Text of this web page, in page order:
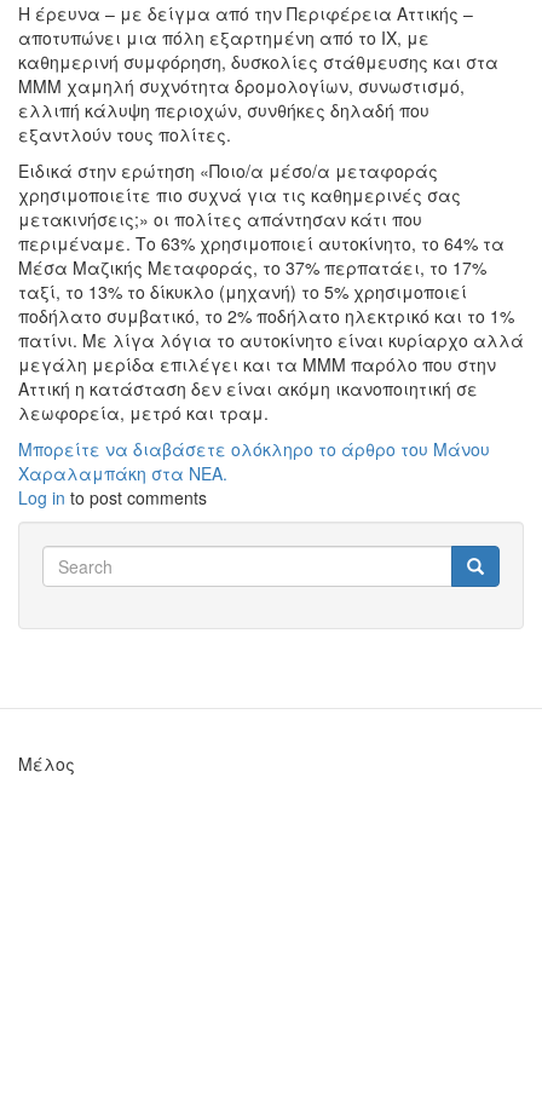
Η έρευνα – με δείγμα από την Περιφέρεια Αττικής –
αποτυπώνει μια πόλη εξαρτημένη από το ΙΧ, με
καθημερινή συμφόρηση, δυσκολίες στάθμευσης και στα
ΜΜΜ χαμηλή συχνότητα δρομολογίων, συνωστισμό,
ελλιπή κάλυψη περιοχών, συνθήκες δηλαδή που
εξαντλούν τους πολίτες.
Ειδικά στην ερώτηση «Ποιο/α μέσο/α μεταφοράς
χρησιμοποιείτε πιο συχνά για τις καθημερινές σας
μετακινήσεις;» οι πολίτες απάντησαν κάτι που
περιμέναμε. Το 63% χρησιμοποιεί αυτοκίνητο, το 64% τα
Μέσα Μαζικής Μεταφοράς, το 37% περπατάει, το 17%
ταξί, το 13% το δίκυκλο (μηχανή) το 5% χρησιμοποιεί
ποδήλατο συμβατικό, το 2% ποδήλατο ηλεκτρικό και το 1%
πατίνι. Με λίγα λόγια το αυτοκίνητο είναι κυρίαρχο αλλά
μεγάλη μερίδα επιλέγει και τα ΜΜΜ παρόλο που στην
Αττική η κατάσταση δεν είναι ακόμη ικανοποιητική σε
λεωφορεία, μετρό και τραμ.
Μπορείτε να διαβάσετε ολόκληρο το άρθρο του Μάνου
Χαραλαμπάκη στα ΝΕΑ.
Log in to post comments
Search
Search Search
Μέλος